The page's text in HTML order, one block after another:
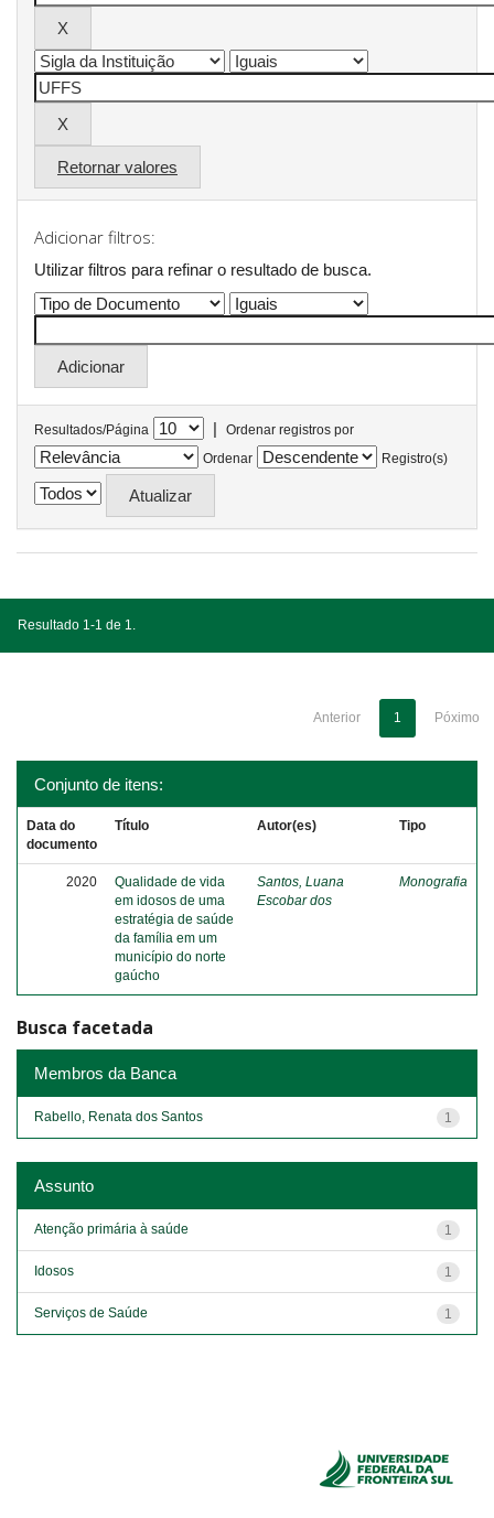
Retornar valores
Adicionar filtros:
Utilizar filtros para refinar o resultado de busca.
Resultados/Página |
Ordenar registros por
Ordenar
Registro(s)
Resultado 1-1 de 1.
Anterior 1 Póximo
Conjunto de itens:
Data do
documento
Título Autor(es) Tipo
2020
Qualidade de vida
em idosos de uma
estratégia de saúde
da família em um
município do norte
gaúcho
Santos, Luana
Escobar dos
Monografia
Busca facetada
Membros da Banca
1
Rabello, Renata dos Santos
Assunto
1
Atenção primária à saúde
1
Idosos
1
Serviços de Saúde